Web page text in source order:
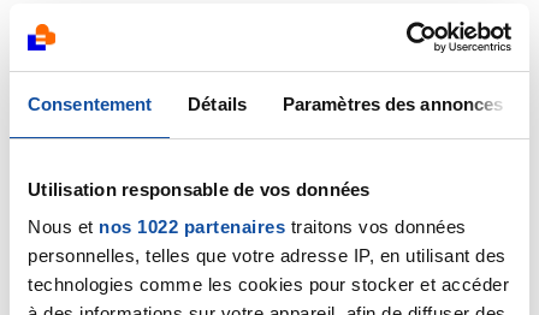
Consentement Détails Paramètres des annonces
Utilisation responsable de vos données
Nous et nos 1022 partenaires traitons vos données
personnelles, telles que votre adresse IP, en utilisant des
technologies comme les cookies pour stocker et accéder
Citer
Paillard
21/03/2016 - 12:25